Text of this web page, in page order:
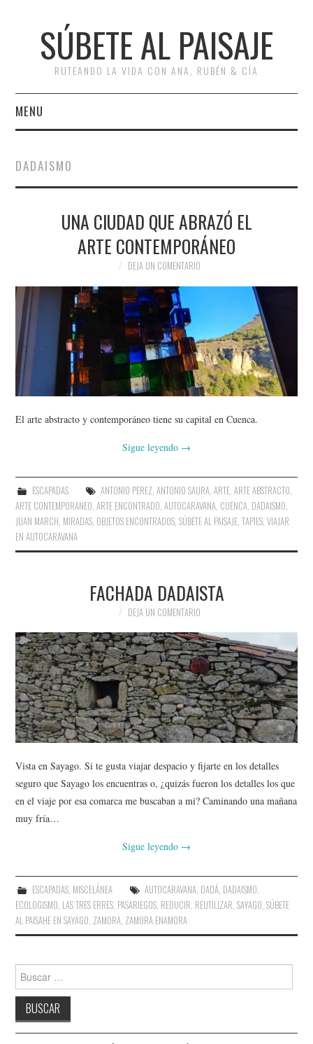
SÚBETE AL PAISAJE
RUTEANDO LA VIDA CON ANA, RUBÉN & CÍA
MENU
RUTAS
ESCAPADAS
MISCELÁNEA
#ARVI
AMIGOS
CONTACTO
DADAISMO
UNA CIUDAD QUE ABRAZÓ EL
ARTE CONTEMPORÁNEO
DEJA UN COMENTARIO
El arte abstracto y contemporáneo tiene su capital en Cuenca.
Sigue leyendo →
ESCAPADAS ANTONIO PEREZ, ANTONIO SAURA, ARTE, ARTE ABSTRACTO,
ARTE CONTEMPORANEO,ARTE ENCONTRADO,AUTOCARAVANA, CUENCA, DADAISMO,
JUAN MARCH, MIRADAS, OBJETOS ENCONTRADOS,SÚBETE AL PAISAJE,TAPIES,VIAJAR
EN AUTOCARAVANA
FACHADA DADAISTA
DEJA UN COMENTARIO
Vista en Sayago. Si te gusta viajar despacio y fijarte en los detalles
seguro que Sayago los encuentras o, ¿quizás fueron los detalles los que
en el viaje por esa comarca me buscaban a mi? Caminando una mañana
muy fría…
Sigue leyendo →
ESCAPADAS, MISCELÁNEA AUTOCARAVANA, DADÁ, DADAISMO,
ECOLOGISMO, LAS TRES ERRES, PASARIEGOS, REDUCIR, REUTILIZAR,SAYAGO,SÚBETE
AL PAISAHE EN SAYAGO, ZAMORA, ZAMORA ENAMORA
Buscar: